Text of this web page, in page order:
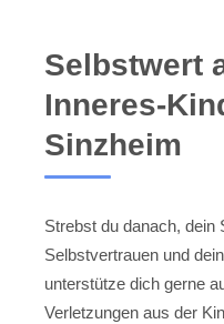
Selbstwert
Inneres-
Sinzheim
Strebst du danach, dein
Selbstvertrauen und
unterstütze dich gerne
Verletzungen aus der